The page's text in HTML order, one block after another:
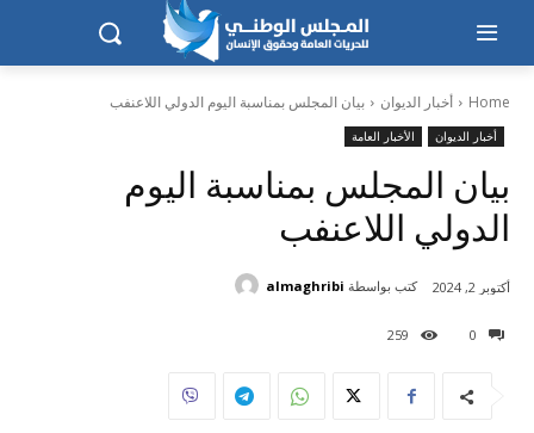
Home أخبار الديوان بيان المجلس بمناسبة اليوم الدولي اللاعنفب
أخبار الديوان الأخبار العامة
بيان المجلس بمناسبة اليوم
الدولي اللاعنفب
0
259
أكتوبر 2, 2024 كتب بواسطة almaghribi